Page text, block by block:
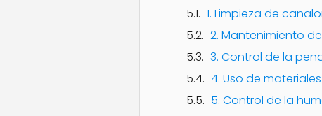
1. Limpieza de
2. Mantenimiento
3. Control de la
4. Uso de
5. Control de la